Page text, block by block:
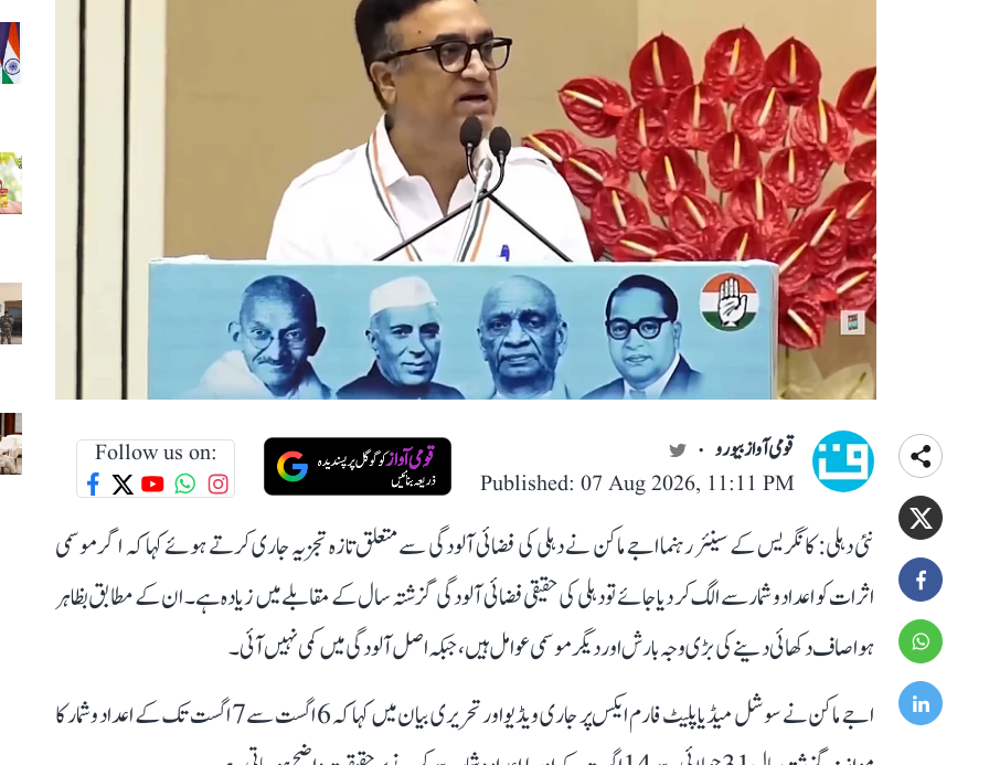
قومی آواز بیورو
Published: 07 Aug 2026, 11:11 PM
Follow us on:
نئی دہلی: کانگریس کے سینئر رہنما اجے ماکن نے دہلی کی فضائی آلودگی سے متعلق تازہ تجزیہ جاری کرتے ہوئے کہا کہ اگر موسمی
اثرات کو اعداد و شمار سے الگ کر دیا جائے تو دہلی کی حقیقی فضائی آلودگی گزشتہ سال کے مقابلے میں زیادہ ہے۔ ان کے مطابق بظاہر
ہوا صاف دکھائی دینے کی بڑی وجہ بارش اور دیگر موسمی عوامل ہیں، جبکہ اصل آلودگی میں کمی نہیں آئی۔
اجے ماکن نے سوشل میڈیا پلیٹ فارم ایکس پر جاری ویڈیو اور تحریری بیان میں کہا کہ 6 اگست سے 7 اگست تک کے اعداد و شمار کا